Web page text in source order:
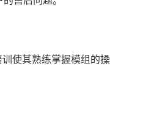
使其熟练掌握模组的操